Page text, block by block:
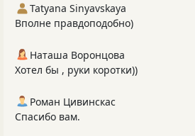
Tatyana Sinyavskaya
Вполне правдоподобно)
Наташа Воронцова
Хотел бы , руки коротки))
Роман Цивинскас
Спасибо вам.